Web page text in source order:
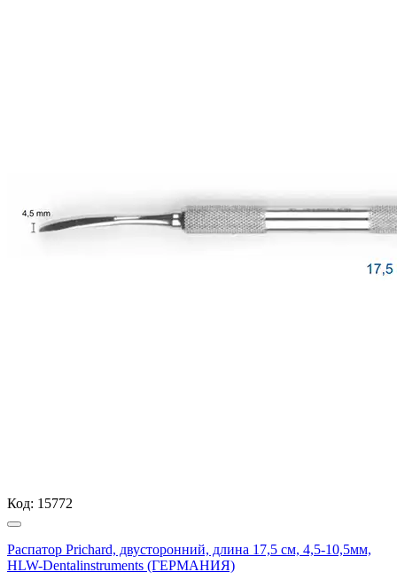
Код: 15772
Распатор Prichard, двусторонний, длина 17,5 см, 4,5-10,5мм,
HLW-Dentalinstruments (ГЕРМАНИЯ)